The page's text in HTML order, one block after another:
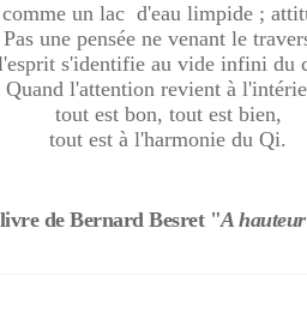
un lac d'eau limpide ;
Pas une pensée ne venant le
s'identifie au vide infini du
Quand l'attention revient à
tout est bon, tout est bien,
tout est à l'harmonie du Qi.
deBernard Besret "A